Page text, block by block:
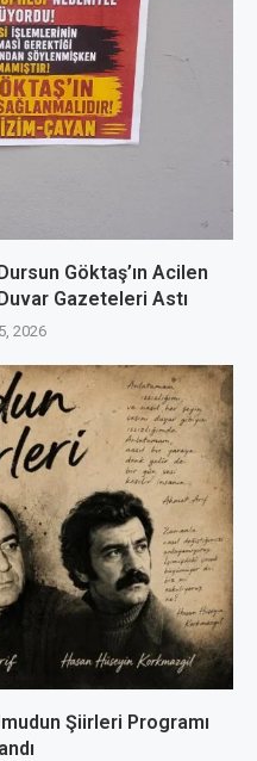
Göktaş’ın Acilen
Gazeteleri Astı
2026
Şiirleri Programı